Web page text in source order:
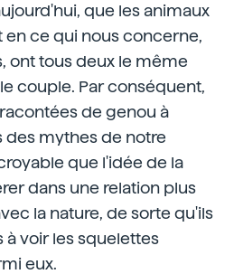
que les animaux
en ce qui nous concerne,
ont tous deux le même
couple. Par conséquent,
de genou à
mythes de notre
que l'idée de la
dans une relation plus
la nature, de sorte qu'ils
voir les squelettes
eux.